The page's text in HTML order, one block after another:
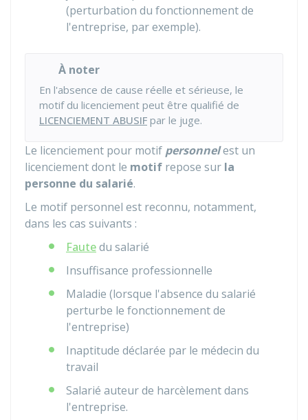
(perturbation du fonctionnement de
l'entreprise, par exemple).
À noter
En l'absence de cause réelle et sérieuse, le
motif du licenciement peut être qualifié de
LICENCIEMENT ABUSIF par le juge.
Le licenciement pour motif personnelest un
licenciement dont le motif repose sur la
personne du salarié.
Le motif personnel est reconnu, notamment,
dans les cas suivants :
Fautedu salarié
Insuffisance professionnelle
Maladie (lorsque l'absence du salarié
perturbe le fonctionnement de
l'entreprise)
Inaptitude déclarée par le médecin du
travail
Salarié auteur de harcèlement dans
l'entreprise.